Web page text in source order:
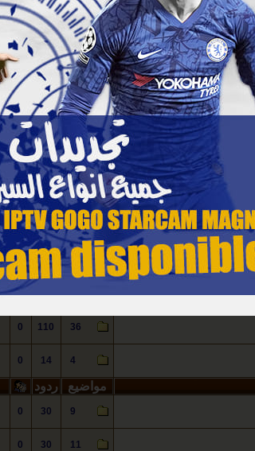
59
190
0
11
67
0
18
101
0
مواضيع ردود
103
223
0
52
192
33
165
0
89
349
0
مواضيع ردود
10
47
0
36
110
0
4
14
0
مواضيع ردود
9
30
0
11
30
0